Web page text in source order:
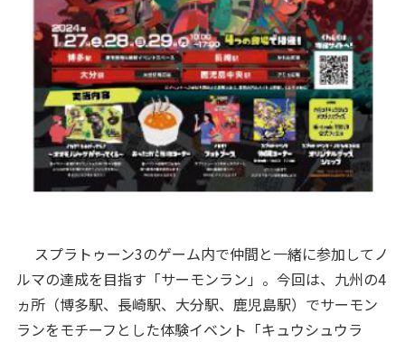
スプラトゥーン3のゲーム内で仲間と一緒に参加してノ
ルマの達成を目指す「サーモンラン」。今回は、九州の4
ヵ所（博多駅、長崎駅、大分駅、鹿児島駅）でサーモン
ランをモチーフとした体験イベント「キュウシュウラ